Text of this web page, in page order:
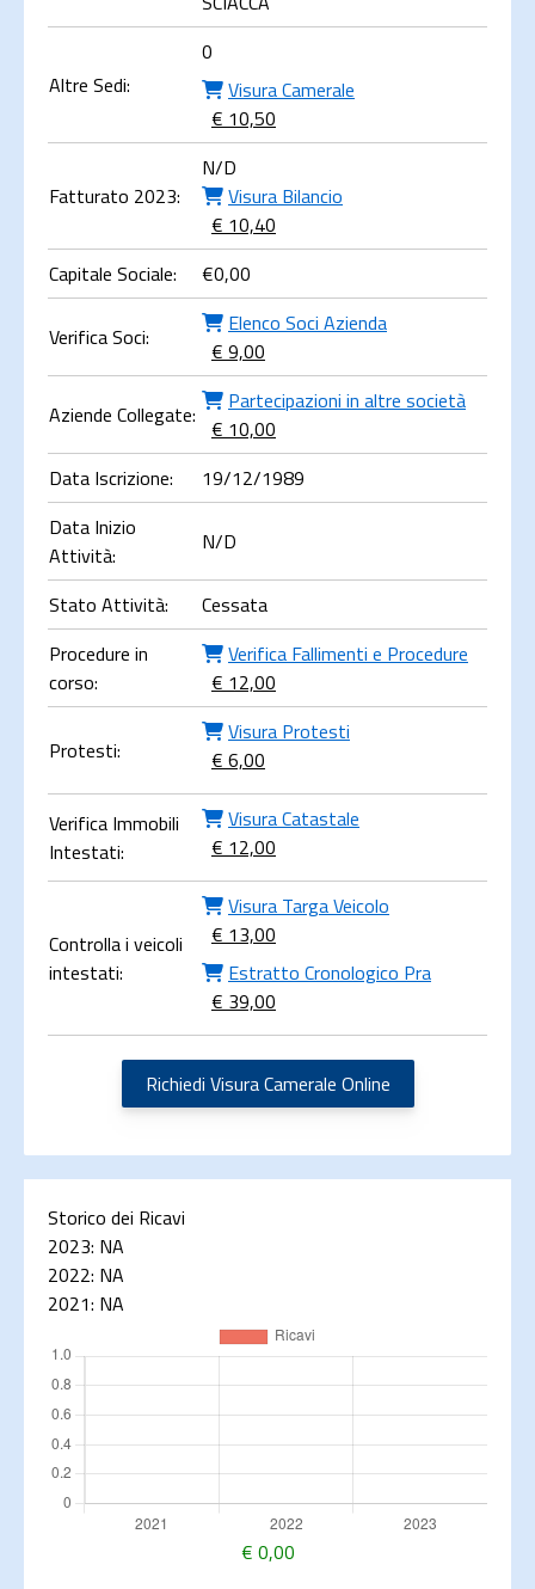
Altre Sedi:
0
Visura Camerale
€ 10,50
Fatturato 2023:
N/D
Visura Bilancio
€ 10,40
Capitale Sociale:
€0,00
Verifica Soci:
Elenco Soci Azienda
€ 9,00
Aziende Collegate:
Partecipazioni in altre società
€ 10,00
Data Iscrizione:
19/12/1989
Data Inizio
Attività:
N/D
Stato Attività:
Cessata
Procedure in
corso:
Verifica Fallimenti e Procedure
€ 12,00
Protesti:
Visura Protesti
€ 6,00
Verifica Immobili
Intestati:
Visura Catastale
€ 12,00
Controlla i veicoli
intestati:
Visura Targa Veicolo
€ 13,00
Estratto Cronologico Pra
€ 39,00
Richiedi Visura Camerale Online
Storico dei Ricavi
2023: NA
2022: NA
2021: NA
€ 0,00